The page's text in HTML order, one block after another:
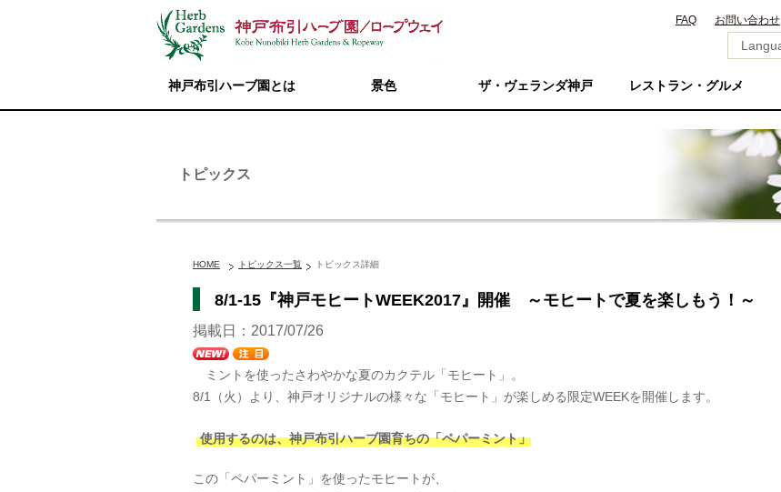
FAQ お問い合わせ
神戸布引ハーブ園とは 景色 ザ・ヴェランダ神戸 レストラン・グルメ
トピックス
HOME トピックス一覧 トピックス詳細
8/1-15『神戸モヒートWEEK2017』開催 ～モヒートで夏を楽しもう！～
掲載日：2017/07/26
ミントを使ったさわやかな夏のカクテル「モヒート」。
8/1（火）より、神戸オリジナルの様々な「モヒート」が楽しめる限定WEEKを開催します。
使用するのは、神戸布引ハーブ園育ちの「ペパーミント」
この「ペパーミント」を使ったモヒートが、